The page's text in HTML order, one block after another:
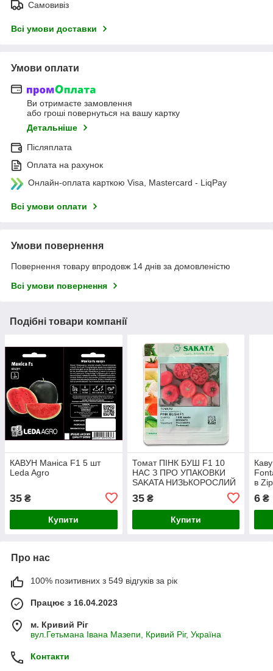
Самовивіз
Всі умови доставки
Умови оплати
Ви отримаєте замовлення
або гроші повернуться на вашу картку
Детальніше
Післяплата
Оплата на рахунок
Онлайн-оплата карткою Visa, Mastercard - LiqPay
Всі умови оплати
Умови повернення
Повернення товару впродовж 14 днів за домовленістю
Всі умови повернення
Подібні товари компанії
КАВУН Маніса F1 5 шт
Leda Agro
35 ₴
Купити
Томат ПІНК БУШ F1 10
НАС З ПРО УПАКОВКИ
SAKATA НИЗЬКОРОСЛИЙ
35₴
Купити
в Zip
6 ₴
Про нас
100% позитивних з 549 відгуків за рік
Працює з 16.04.2023
м. Кривий Ріг
вул.Гетьмана Івана Мазепи, Кривий Ріг, Україна
Контакти